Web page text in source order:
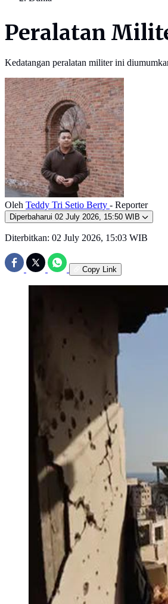
Peralatan
Kedatangan peralatan militer ini
Oleh Teddy Tri Setio Berty - Reporter
Diperbaharui 02 July 2026, 15:50 WIB
Diterbitkan: 02 July 2026, 15:03 WIB
Copy Link